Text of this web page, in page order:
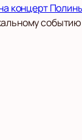
концерт